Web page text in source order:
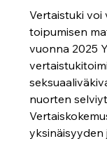
Vertaistuki voi
toipumisen
vuonna 2025
nuorten
yksinäisyyden